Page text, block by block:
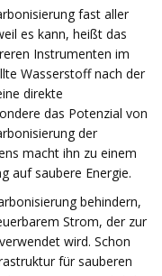
fast aller
es kann, heißt das
Instrumenten im
Wasserstoff nach der
direkte
das Potenzial von
der
macht ihn zu einem
auf saubere Energie.
behindern,
Strom, der zur
wird. Schon
für sauberen